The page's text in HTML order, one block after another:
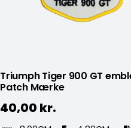
Triumph Tiger 900 GT
Patch Mærke
40,00 kr.